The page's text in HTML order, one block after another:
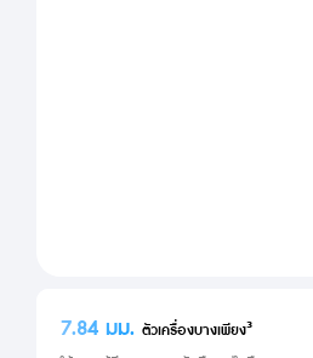
7.84 มม. ตัวเครื่องบางเพียง³